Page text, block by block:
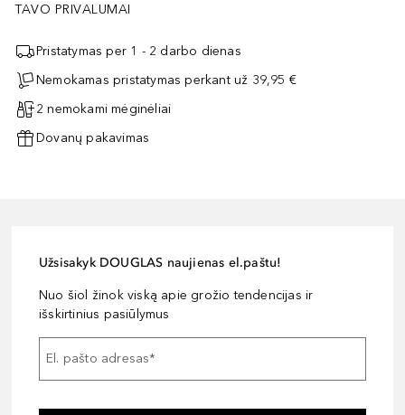
TAVO PRIVALUMAI
Pristatymas per 1 - 2 darbo dienas
Nemokamas pristatymas perkant už 39,95 €
2 nemokami mėginėliai
Dovanų pakavimas
Užsisakyk DOUGLAS naujienas el.paštu!
Nuo šiol žinok viską apie grožio tendencijas ir
išskirtinius pasiūlymus
El. pašto adresas*